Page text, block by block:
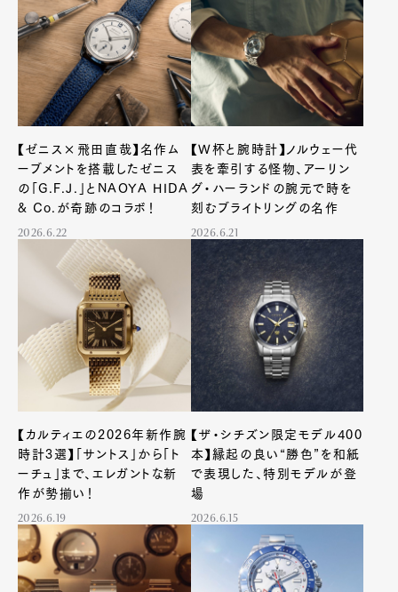
ProductCultureLifestyle
Pen Membership
Magazine
Contact
Pen Meet
Pen international Pen tw
【ゼニス×飛田直哉】名作ム
ーブメントを搭載したゼニス
の「G.F.J.」とNAOYA HIDA
& Co.が奇跡のコラボ！
2026.6.22
【W杯と腕時計】ノルウェー代
表を牽引する怪物、アーリン
グ・ハーランドの腕元で時を
刻むブライトリングの名作
2026.6.21
【カルティエの2026年新作腕
時計3選】「サントス」から「ト
ーチュ」まで、エレガントな新
作が勢揃い！
2026.6.19
【ザ・シチズン限定モデル400
本】縁起の良い“勝色”を和紙
で表現した、特別モデルが登
場
2026.6.15